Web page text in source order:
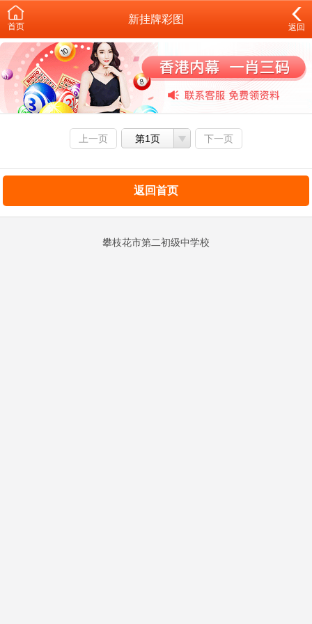
首页
新挂牌彩图
返回
上一页 第1页 下一页
返回首页
攀枝花市第二初级中学校